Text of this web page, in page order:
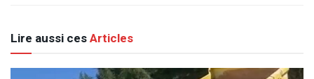
Lire aussi cesArticles